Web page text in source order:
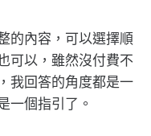
的內容，可以選擇順
可以，雖然沒付費不
我回答的角度都是一
一個指引了。